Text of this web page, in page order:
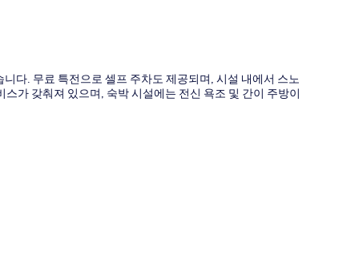
다. 무료 특전으로 셀프 주차도 제공되며, 시설 내에서 스노
가 갖춰져 있으며, 숙박 시설에는 전신 욕조 및 간이 주방이